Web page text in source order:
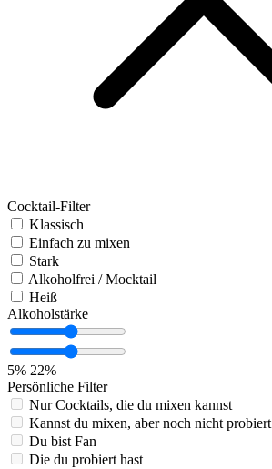
Cocktail-Filter
Klassisch
Einfach zu mixen
Stark
Alkoholfrei / Mocktail
Heiß
Alkoholstärke
5% 22%
Persönliche Filter
Nur Cocktails, die du mixen kannst
Kannst du mixen, aber noch nicht probiert
Du bist Fan
Die du probiert hast